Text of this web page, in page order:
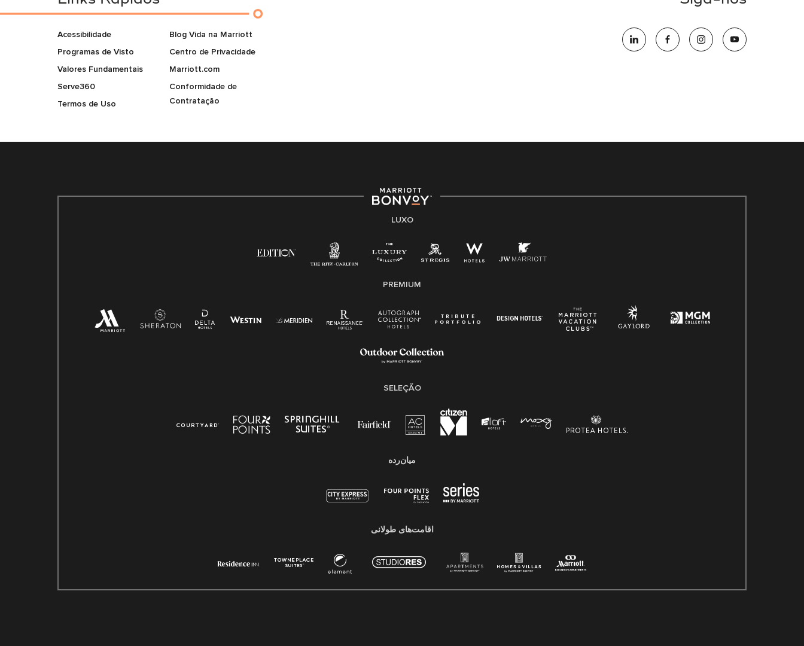
Acessibilidade
Programas de Visto
Valores Fundamentais
Serve360
Termos de Uso
Blog Vida na Marriott
Centro de Privacidade
Marriott.com
Conformidade de
Contratação
LUXO
PREMIUM
SELEÇÃO
میان‌رده
اقامت‌های طولانی